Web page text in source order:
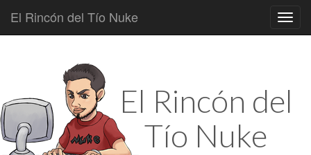
El Rincón del Tío Nuke
El Rincón del
Tío Nuke